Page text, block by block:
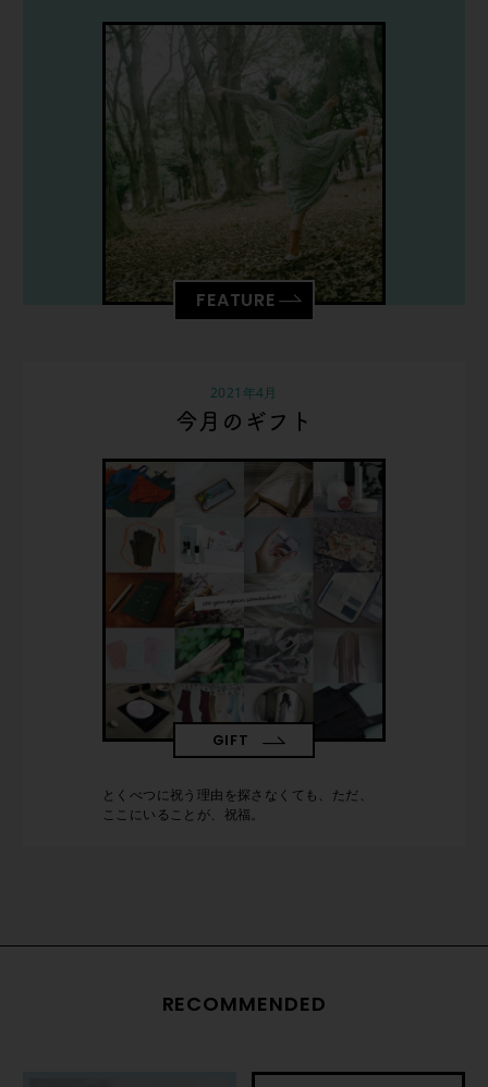
FEATURE
2021年4月
今月のギフト
GIFT
とくべつに祝う理由を探さなくても、ただ、
ここにいることが、祝福。
RECOMMENDED